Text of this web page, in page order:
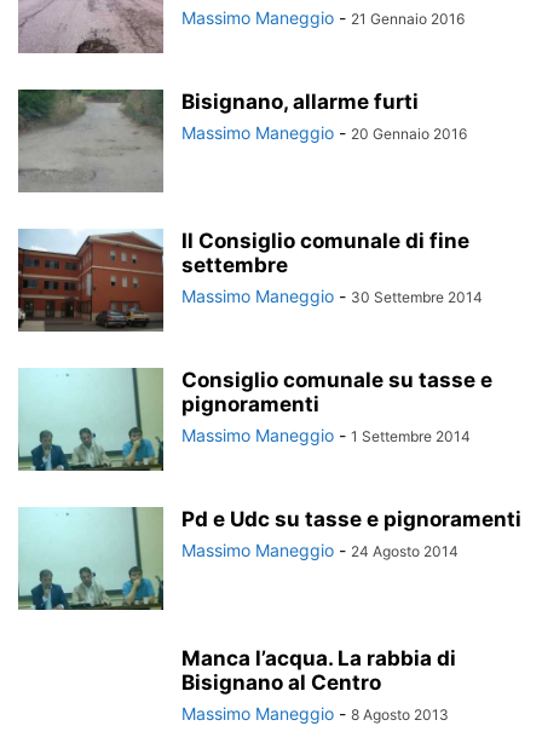
Massimo Maneggio - 21 Gennaio 2016
Bisignano, allarme furti
Massimo Maneggio - 20 Gennaio 2016
Il Consiglio comunale di fine
settembre
Massimo Maneggio - 30 Settembre 2014
Consiglio comunale su tasse e
pignoramenti
Massimo Maneggio - 1 Settembre 2014
Pd e Udc su tasse e pignoramenti
Massimo Maneggio - 24 Agosto 2014
Manca l’acqua. La rabbia di
Bisignano al Centro
Massimo Maneggio - 8 Agosto 2013